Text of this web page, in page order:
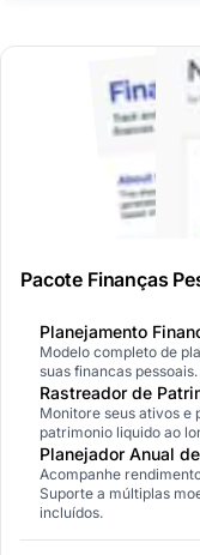
Pacote Finanças
Planejamento
Modelo completo de
suas financas pessoais.
Rastreador de
Monitore seus ativos e
patrimonio liquido ao
Planejador Anual
Acompanhe
Suporte a múltiplas
incluídos.